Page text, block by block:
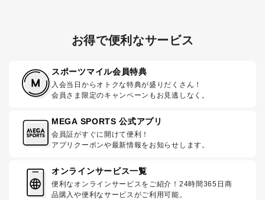
お得で便利なサービス
スポーツマイル会員特典
入会当日からオトクな特典が盛りだくさん！
会員さま限定のキャンペーンもお見逃しなく。
MEGA SPORTS 公式アプリ
会員証がすぐに開けて便利！
アプリクーポンや最新情報をお知らせします。
オンラインサービス一覧
便利なオンラインサービスをご紹介！24時間365日商
品購入や便利なサービスがご利用可能。